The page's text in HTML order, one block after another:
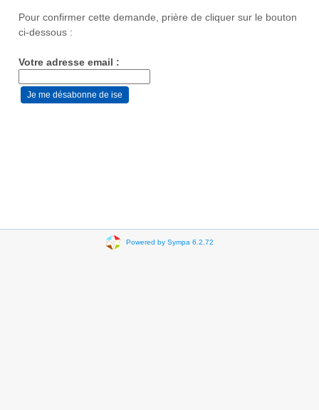
Pour confirmer cette demande, prière de cliquer sur le bouton
ci-dessous :
Votre adresse email :
Powered by Sympa 6.2.72